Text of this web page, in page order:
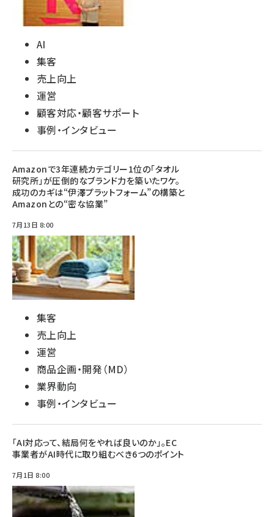
AI
集客
売上向上
運営
顧客対応・顧客サポート
事例・インタビュー
Amazonで3年連続カテゴリー1位の「タオル
研究所」が圧倒的なブランド力を築いたワケ。
成功のカギは“伊澤プラットフォーム”の構築と
Amazonとの“密な協業”
7月13日 8:00
集客
売上向上
運営
商品企画・開発（MD）
業界動向
事例・インタビュー
「AI対応って、結局何をやれば良いのか」。EC
事業者がAI時代に取り組むべき6つのポイント
7月1日 8:00